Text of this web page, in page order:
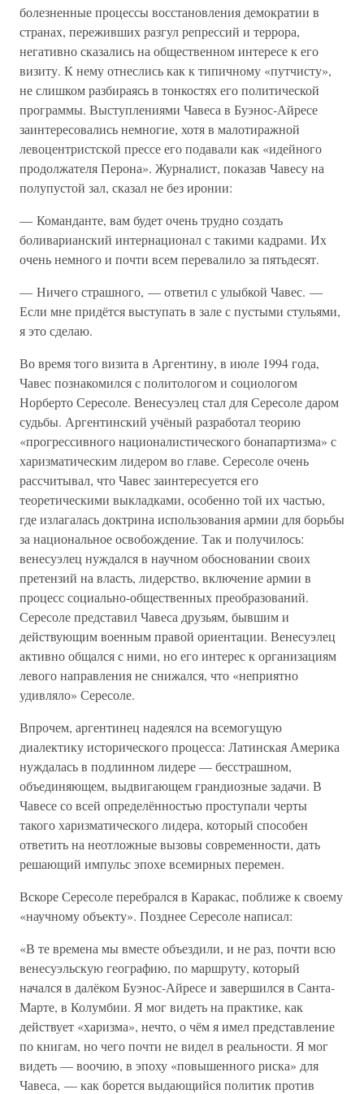
болезненные процессы восстановления демократии в
странах, переживших разгул репрессий и террора,
негативно сказались на общественном интересе к его
визиту. К нему отнеслись как к типичному «путчисту»,
не слишком разбираясь в тонкостях его политической
программы. Выступлениями Чавеса в Буэнос-Айресе
заинтересовались немногие, хотя в малотиражной
левоцентристской прессе его подавали как «идейного
продолжателя Перона». Журналист, показав Чавесу на
полупустой зал, сказал не без иронии:
— Команданте, вам будет очень трудно создать
боливарианский интернационал с такими кадрами. Их
очень немного и почти всем перевалило за пятьдесят.
— Ничего страшного, — ответил с улыбкой Чавес. —
Если мне придётся выступать в зале с пустыми стульями,
я это сделаю.
Во время того визита в Аргентину, в июле 1994 года,
Чавес познакомился с политологом и социологом
Норберто Сересоле. Венесуэлец стал для Сересоле даром
судьбы. Аргентинский учёный разработал теорию
«прогрессивного националистического бонапартизма» с
харизматическим лидером во главе. Сересоле очень
рассчитывал, что Чавес заинтересуется его
теоретическими выкладками, особенно той их частью,
где излагалась доктрина использования армии для борьбы
за национальное освобождение. Так и получилось:
венесуэлец нуждался в научном обосновании своих
претензий на власть, лидерство, включение армии в
процесс социально-общественных преобразований.
Сересоле представил Чавеса друзьям, бывшим и
действующим военным правой ориентации. Венесуэлец
активно общался с ними, но его интерес к организациям
левого направления не снижался, что «неприятно
удивляло» Сересоле.
Впрочем, аргентинец надеялся на всемогущую
диалектику исторического процесса: Латинская Америка
нуждалась в подлинном лидере — бесстрашном,
объединяющем, выдвигающем грандиозные задачи. В
Чавесе со всей определённостью проступали черты
такого харизматического лидера, который способен
ответить на неотложные вызовы современности, дать
решающий импульс эпохе всемирных перемен.
Вскоре Сересоле перебрался в Каракас, поближе к своему
«научному объекту». Позднее Сересоле написал:
«В те времена мы вместе объездили, и не раз, почти всю
венесуэльскую географию, по маршруту, который
начался в далёком Буэнос-Айресе и завершился в Санта-
Марте, в Колумбии. Я мог видеть на практике, как
действует «харизма», нечто, о чём я имел представление
по книгам, но чего почти не видел в реальности. Я мог
видеть — воочию, в эпоху «повышенного риска» для
Чавеса, — как борется выдающийся политик против